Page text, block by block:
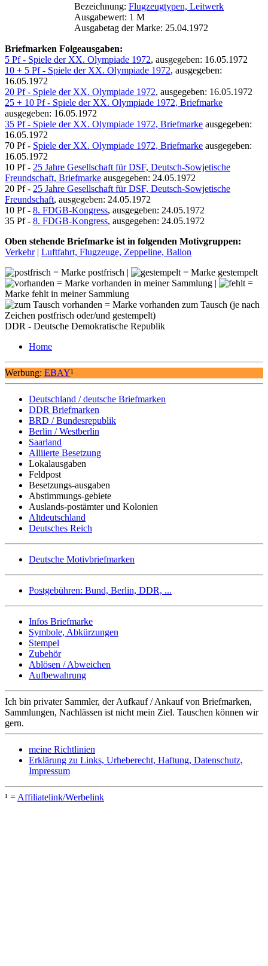
Bezeichnung: Flugzeugtypen, Leitwerk
Ausgabewert: 1 M
Ausgabetag der Marke: 25.04.1972
Briefmarken Folgeausgaben:
5 Pf - Spiele der XX. Olympiade 1972, ausgegeben: 16.05.1972
10 + 5 Pf - Spiele der XX. Olympiade 1972, ausgegeben:
16.05.1972
20 Pf - Spiele der XX. Olympiade 1972, ausgegeben: 16.05.1972
25 + 10 Pf - Spiele der XX. Olympiade 1972, Briefmarke
ausgegeben: 16.05.1972
35 Pf - Spiele der XX. Olympiade 1972, Briefmarke ausgegeben:
16.05.1972
70 Pf - Spiele der XX. Olympiade 1972, Briefmarke ausgegeben:
16.05.1972
10 Pf - 25 Jahre Gesellschaft für DSF, Deutsch-Sowjetische
Freundschaft, Briefmarke ausgegeben: 24.05.1972
20 Pf - 25 Jahre Gesellschaft für DSF, Deutsch-Sowjetische
Freundschaft, ausgegeben: 24.05.1972
10 Pf - 8. FDGB-Kongress, ausgegeben: 24.05.1972
35 Pf - 8. FDGB-Kongress, ausgegeben: 24.05.1972
Oben stehende Briefmarke ist in folgenden Motivgruppen:
Verkehr| Luftfahrt, Flugzeuge, Zeppeline, Ballon
= Marke postfrisch |
= Marke gestempelt
= Marke vorhanden in meiner Sammlung |
=
Marke fehlt in meiner Sammlung
= Marke vorhanden zum Tausch (je nach
Zeichen postfrisch oder/und gestempelt)
DDR - Deutsche Demokratische Republik
Home
Werbung: EBAY¹
Deutschland / deutsche Briefmarken
DDR Briefmarken
BRD / Bundesrepublik
Berlin / Westberlin
Saarland
Alliierte Besetzung
Lokalausgaben
Feldpost
Besetzungs-ausgaben
Abstimmungs-gebiete
Auslands-postämter und Kolonien
Altdeutschland
Deutsches Reich
Deutsche Motivbriefmarken
Postgebühren: Bund, Berlin, DDR, ...
Infos Briefmarke
Symbole, Abkürzungen
Stempel
Zubehör
Ablösen / Abweichen
Aufbewahrung
Ich bin privater Sammler, der Aufkauf / Ankauf von Briefmarken,
Sammlungen, Nachlässen ist nicht mein Ziel. Tauschen können wir
gern.
meine Richtlinien
Erklärung zu Links, Urheberecht, Haftung, Datenschutz,
Impressum
¹ = Affiliatelink/Werbelink